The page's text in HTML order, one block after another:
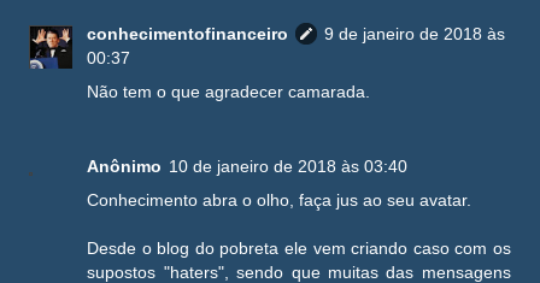
conhecimentofinanceiro
9 de janeiro de 2018 às
00:37
Não tem o que agradecer camarada.
Anônimo 10 de janeiro de 2018 às 03:40
Conhecimento abra o olho, faça jus ao seu avatar.
Desde o blog do pobreta ele vem criando caso com os
supostos "haters", sendo que muitas das mensagens